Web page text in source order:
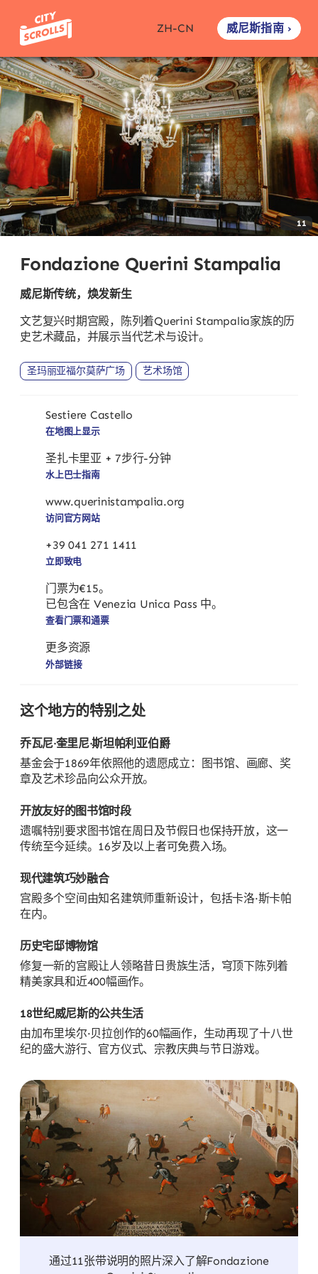
ZH-CN 威尼斯指南 ›
11
Fondazione Querini Stampalia
威尼斯传统，焕发新生
文艺复兴时期宫殿，陈列着Querini Stampalia家族的历
史艺术藏品，并展示当代艺术与设计。
圣玛丽亚福尔莫萨广场 艺术场馆
Sestiere Castello
在地图上显示
圣扎卡里亚 + 7步行-分钟
水上巴士指南
www.querinistampalia.org
访问官方网站
+39 041 271 1411
立即致电
门票为€15。
已包含在 Venezia Unica Pass 中。
查看门票和通票
更多资源
外部链接
这个地方的特别之处
乔瓦尼·奎里尼·斯坦帕利亚伯爵
基金会于1869年依照他的遗愿成立：图书馆、画廊、奖
章及艺术珍品向公众开放。
开放友好的图书馆时段
遗嘱特别要求图书馆在周日及节假日也保持开放，这一
传统至今延续。16岁及以上者可免费入场。
现代建筑巧妙融合
宫殿多个空间由知名建筑师重新设计，包括卡洛·斯卡帕
在内。
历史宅邸博物馆
修复一新的宫殿让人领略昔日贵族生活，穹顶下陈列着
精美家具和近400幅画作。
18世纪威尼斯的公共生活
由加布里埃尔·贝拉创作的60幅画作，生动再现了十八世
纪的盛大游行、官方仪式、宗教庆典与节日游戏。
通过11张带说明的照片深入了解Fondazione